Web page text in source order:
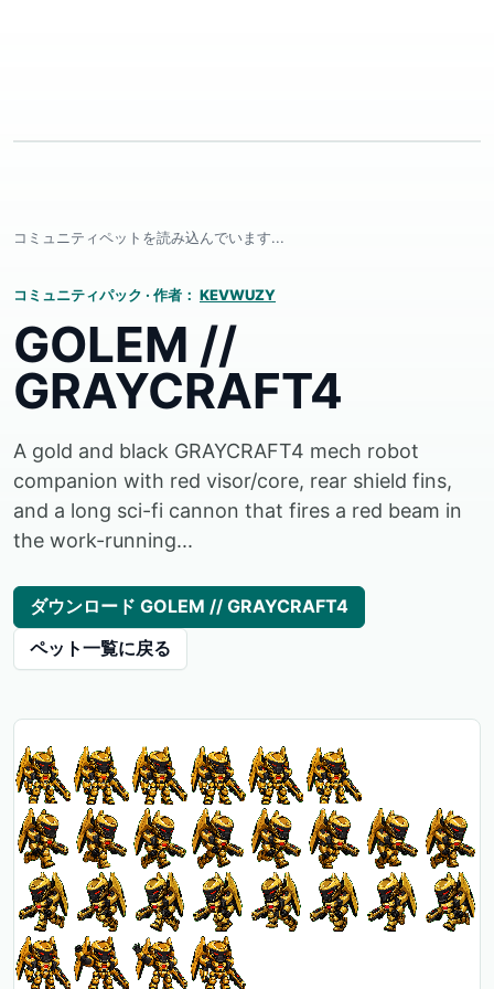
コミュニティペットを読み込んでいます...
コミュニティパック · 作者： KEVWUZY
GOLEM //
GRAYCRAFT4
A gold and black GRAYCRAFT4 mech robot
companion with red visor/core, rear shield fins,
and a long sci-fi cannon that fires a red beam in
the work-running...
ダウンロード GOLEM // GRAYCRAFT4
ペット一覧に戻る